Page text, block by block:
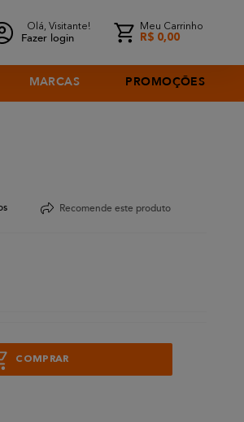
Olá, Visitante!
Fazer login
Meu Carrinho
R$ 0,00
MARCAS PROMOÇÕES
Recomende este produto
COMPRAR